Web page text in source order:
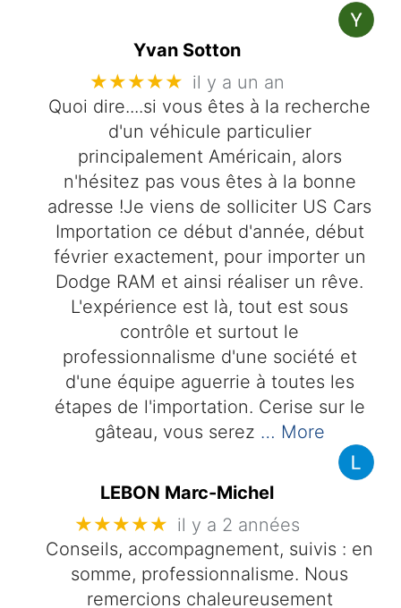
Yvan Sotton
★★★★★ il y a un an
Quoi dire....si vous êtes à la recherche
d'un véhicule particulier
principalement Américain, alors
n'hésitez pas vous êtes à la bonne
adresse !Je viens de solliciter US Cars
Importation ce début d'année, début
février exactement, pour importer un
Dodge RAM et ainsi réaliser un rêve.
L'expérience est là, tout est sous
contrôle et surtout le
professionnalisme d'une société et
d'une équipe aguerrie à toutes les
étapes de l'importation. Cerise sur le
gâteau, vous serez … More
LEBON Marc-Michel
★★★★★ il y a 2 années
Conseils, accompagnement, suivis : en
somme, professionnalisme. Nous
remercions chaleureusement